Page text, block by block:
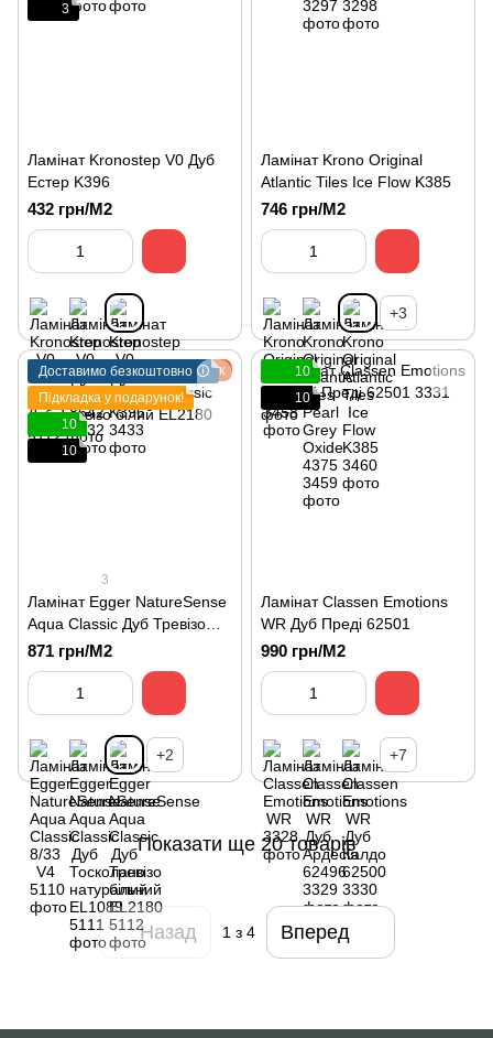
3
Ламінат Kronostep V0 Дуб
Естер K396
432 грн/М2
Ламінат Krono Original
Atlantic Tiles Ice Flow K385
746 грн/М2
+3
Подарунок
Доставимо безкоштовно 🛈
Підкладка у подарунок!
10
10
3
Ламінат Egger NatureSense
Aqua Classic Дуб Тревізо
білий EL2180
871 грн/М2
+2
10
10
Ламінат Classen Emotions
WR Дуб Преді 62501
990 грн/М2
+7
Показати ще 20 товарів
Назад 1 з 4 Вперед